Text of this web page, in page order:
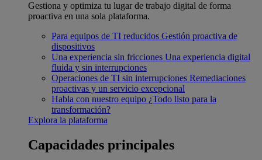
Gestiona y optimiza tu lugar de trabajo digital de forma
proactiva en una sola plataforma.
Para equipos de TI reducidos Gestión proactiva de
dispositivos
Una experiencia sin fricciones Una experiencia digital
fluida y sin interrupciones
Operaciones de TI sin interrupciones Remediaciones
proactivas y un servicio excepcional
Habla con nuestro equipo ¿Todo listo para la
transformación?
Explora la plataforma
Capacidades principales